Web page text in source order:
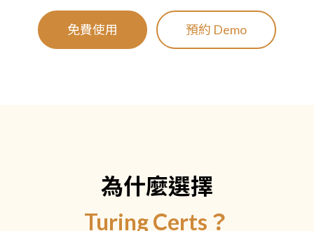
免費使用 預約 Demo
為什麼選擇
Turing Certs？